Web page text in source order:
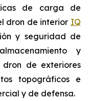
de carga de
dron de interior IQ
y seguridad de
y
dron de exteriores
topográficos e
y de defensa.